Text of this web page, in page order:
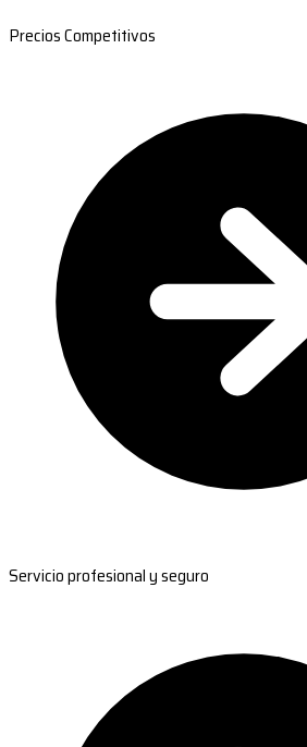
Precios Competitivos
Servicio profesional y seguro